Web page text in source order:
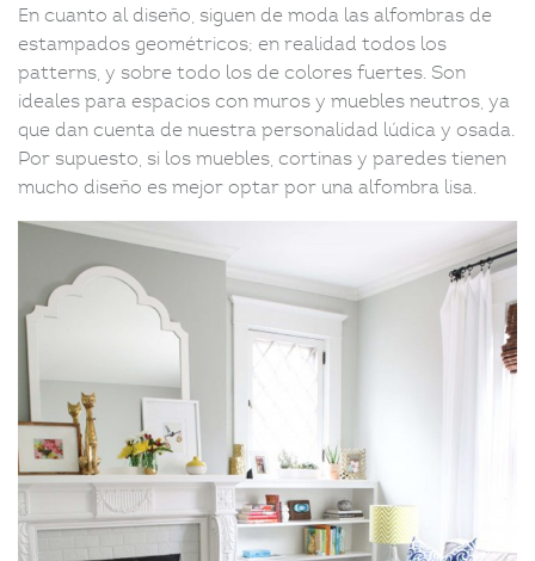
En cuanto al diseño, siguen de moda las alfombras de
estampados geométricos; en realidad todos los
patterns, y sobre todo los de colores fuertes. Son
ideales para espacios con muros y muebles neutros, ya
que dan cuenta de nuestra personalidad lúdica y osada.
Por supuesto, si los muebles, cortinas y paredes tienen
mucho diseño es mejor optar por una alfombra lisa.